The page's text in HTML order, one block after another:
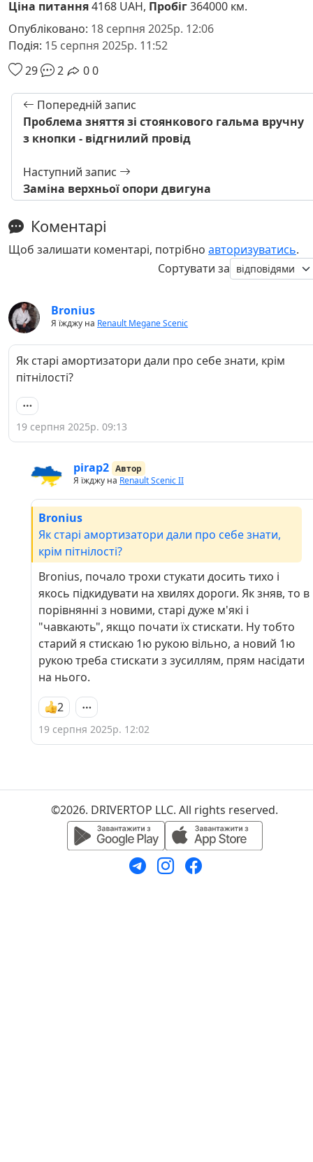
Ціна питання4168 UAH, Пробіг364000 км.
Опубліковано: 18 серпня 2025р. 12:06
Подія: 15 серпня 2025р. 11:52
29
2 00
Попередній запис
Проблема зняття зі стоянкового гальма вручну
з кнопки - відгнилий провід
Наступний запис
Заміна верхньої опори двигуна
Коментарі
Щоб залишати коментарі, потрібно авторизуватись.
Сортувати за
Bronius
Я їжджу на Renault Megane Scenic
Як старі амортизатори дали про себе знати, крім
пітнілості?
19 серпня 2025р. 09:13
pirap2 Автор
Я їжджу на Renault Scenic II
Bronius
Як старі амортизатори дали про себе знати,
крім пітнілості?
Bronius, почало трохи стукати досить тихо і
якось підкидувати на хвилях дороги. Як зняв, то в
порівнянні з новими, старі дуже м'які і
"чавкають", якщо почати їх стискати. Ну тобто
старий я стискаю 1ю рукою вільно, а новий 1ю
рукою треба стискати з зусиллям, прям насідати
на нього.
2
19 серпня 2025р. 12:02
©2026. DRIVERTOP LLC. All rights reserved.